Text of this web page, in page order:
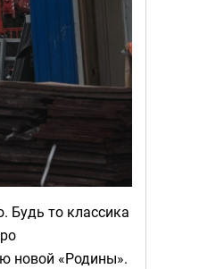
Будь то классика
новой «Родины».